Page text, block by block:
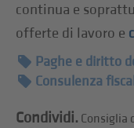
continua e
offerte di lavoro e
Paghe e diritto
Consulenza
Condividi. Consiglia